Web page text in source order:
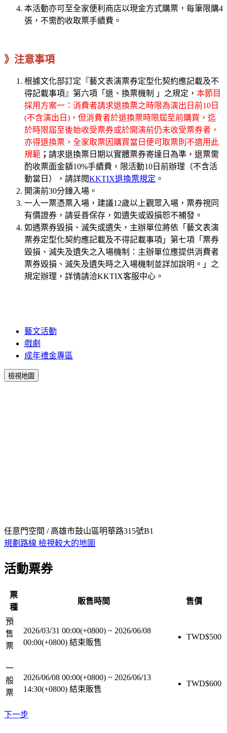
本活動亦可至全家便利商店以現金方式購票，每筆限購4
張，不需酌收取票手續費。
》注意事項
根據文化部訂定『藝文表演票券定型化契約應記載及不
得記載事項』第六項「退、換票機制 」之規定， 本節目
採用方案一：消費者請求退換票之時限為演出日前10日
(不含演出日)，但消費者於退換票時限屆至前購買，迄
於時限屆至後始收受票券或於開演前仍未收受票券者，
亦得退換票，全家取票因購買當日便可取票則不適用此
規範 ； 請求退換票日期以實體票券寄達日為準，退票需
酌收票面金額10%手續費，限活動10日前辦理（不含活
動當日），請詳閱KKTIX退換票規定 。
開演前30分鐘入場。
一人一票憑票入場，建議12歲以上觀眾入場，票券視同
有價證券，請妥善保存，如遺失或毀損恕不補發。
如遇票券毀損、滅失或遺失，主辦單位將依「藝文表演
票券定型化契約應記載及不得記載事項」第七項「票券
毀損、滅失及遺失之入場機制：主辦單位應提供消費者
票券毀損、滅失及遺失時之入場機制並詳加說明。」之
規定辦理，詳情請洽KKTIX客服中心。
藝文活動
戲劇
成年禮金專區
檢視地圖
任意門空間 / 高雄市鼓山區明華路315號B1
規劃路線 檢視較大的地圖
活動票券
票
種
販售時間 售價
預
售
票
2026/03/31 00:00(+0800) ~ 2026/06/08
00:00(+0800) 結束販售
TWD$500
一
般
票
2026/06/08 00:00(+0800) ~ 2026/06/13
14:30(+0800) 結束販售
TWD$600
下一步